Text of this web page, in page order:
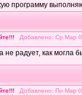
программу
Добавлено: Ср Мар
не радует, как могла
Добавлено: Пн Мар